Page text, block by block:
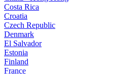
Costa Rica
Croatia
Czech Republic
Denmark
El Salvador
Estonia
Finland
France